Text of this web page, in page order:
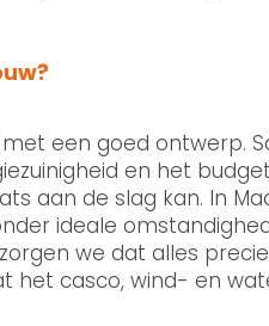
een goed
en het
aan de slag kan. In
ideale
we dat alles
het casco, wind- en